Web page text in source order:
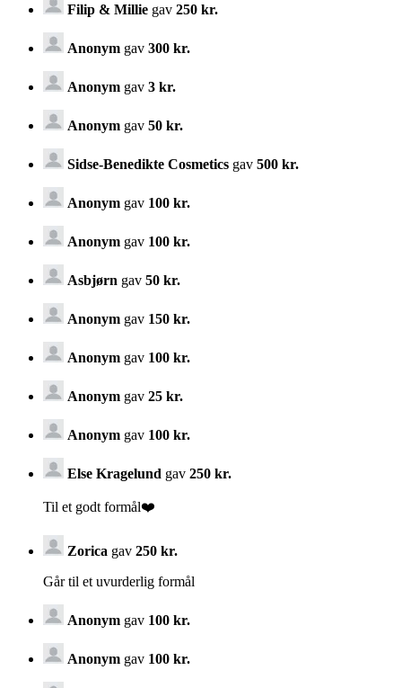
Filip & Millie gav 250 kr.
Anonym gav 300 kr.
Anonym gav 3 kr.
Anonym gav 50 kr.
Sidse-Benedikte Cosmetics gav 500 kr.
Anonym gav 100 kr.
Anonym gav 100 kr.
Asbjørn gav 50 kr.
Anonym gav 150 kr.
Anonym gav 100 kr.
Anonym gav 25 kr.
Anonym gav 100 kr.
Else Kragelund gav 250 kr.
Til et godt formål❤️
Zorica gav 250 kr.
Går til et uvurderlig formål
Anonym gav 100 kr.
Anonym gav 100 kr.